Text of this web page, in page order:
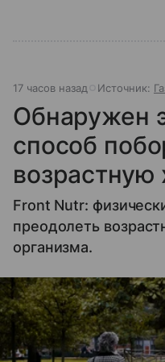
17 часов назад Источник:
Обнаружен
способ
возрастную
Front Nutr:
преодолеть
организма.